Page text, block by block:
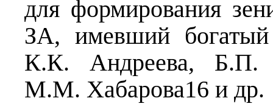
для формирования
ЗА, имевший
К.К. Андреева, Б.П.
М.М. Хабарова16 и др.